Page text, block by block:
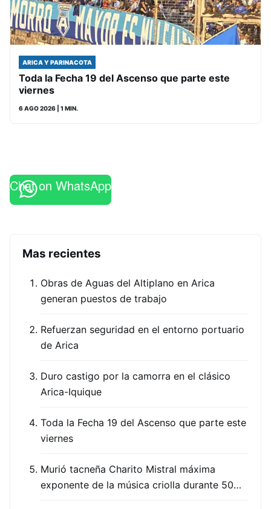
ARICA Y PARINACOTA
Toda la Fecha 19 del Ascenso que parte este
viernes
6 AGO 2026 | 1 MIN.
Chat on WhatsApp
Mas recientes
Obras de Aguas del Altiplano en Arica
generan puestos de trabajo
Refuerzan seguridad en el entorno portuario
de Arica
Duro castigo por la camorra en el clásico
Arica-Iquique
Toda la Fecha 19 del Ascenso que parte este
viernes
Murió tacneña Charito Mistral máxima
exponente de la música criolla durante 50…